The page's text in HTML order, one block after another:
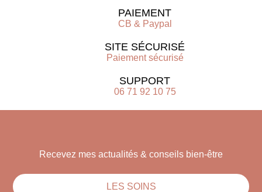
PAIEMENT
CB & Paypal
SITE SÉCURISÉ
Paiement sécurisé
SUPPORT
06 71 92 10 75
Recevez mes actualités & conseils bien-être
LES SOINS